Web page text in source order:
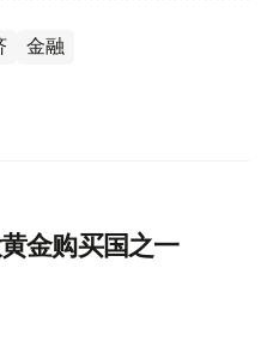
金融
金购买国之一